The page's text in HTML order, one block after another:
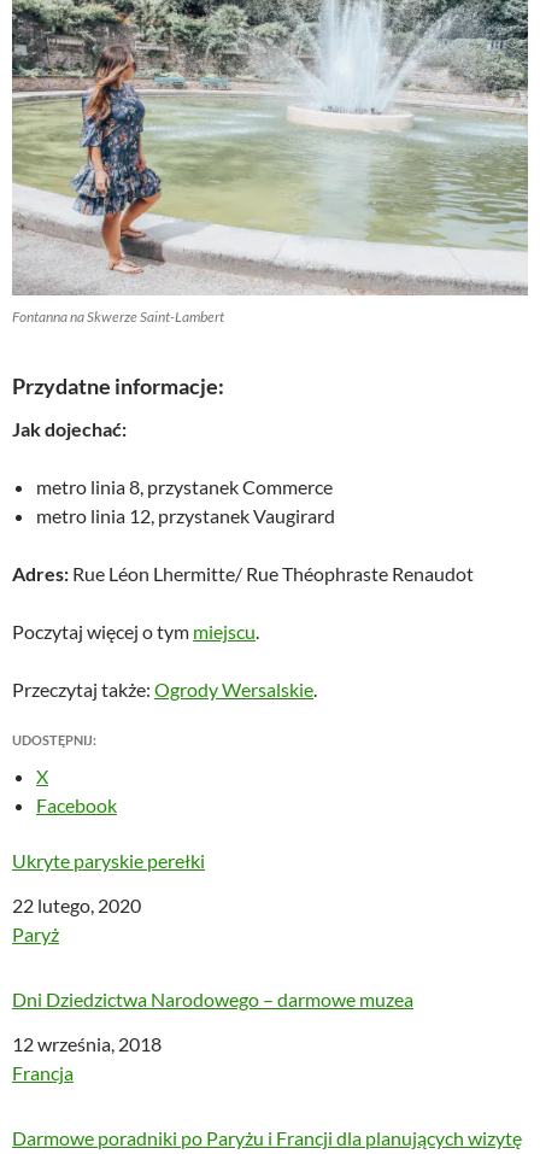
Fontanna na Skwerze Saint-Lambert
Przydatne informacje:
Jak dojechać:
metro linia 8, przystanek Commerce
metro linia 12, przystanek Vaugirard
Adres: Rue Léon Lhermitte/ Rue Théophraste Renaudot
Poczytaj więcej o tym miejscu
Przeczytaj także: Ogrody Wersalskie
UDOSTĘPNIJ:
X
Facebook
Ukryte paryskie perełki
Data
22 lutego, 2020
W odniesieniu do
Paryż
Dni Dziedzictwa Narodowego – darmowe muzea
Data
12 września, 2018
W odniesieniu do
Francja
Darmowe poradniki po Paryżu i Francji dla planujących wizytę